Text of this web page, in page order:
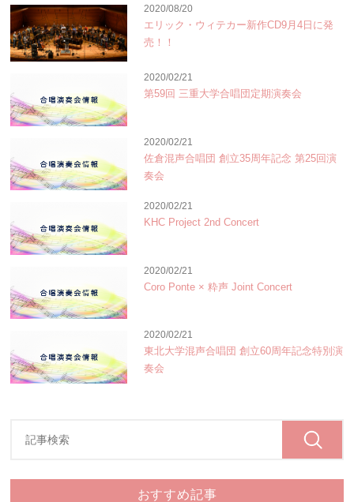
2020/08/20
エリック・ウィテカー新作CD9月4日に発
売！！
2020/02/21
第59回 三重大学合唱団定期演奏会
2020/02/21
佐倉混声合唱団 創立35周年記念 第25回演
奏会
2020/02/21
KHC Project 2nd Concert
2020/02/21
Coro Ponte × 粋声 Joint Concert
2020/02/21
東北大学混声合唱団 創立60周年記念特別演
奏会
おすすめ記事